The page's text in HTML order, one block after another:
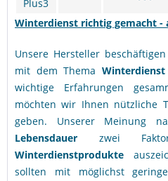
Plus3
Winterdienst richtig gemacht -
Unsere Hersteller
mit dem Thema Winterdienst
wichtige Erfahrungen
möchten wir Ihnen nützliche
geben. Unserer Meinung
Lebensdauer zwei
Winterdienstprodukte
sollten mit möglichst